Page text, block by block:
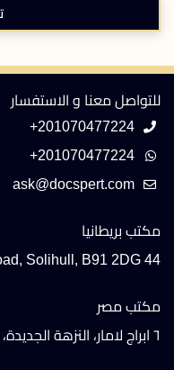
للتواصل معنا و الاستفسار
+201070477224
+201070477224
مكتب بريطانيا
44 Buryfield Road, Solihull, B91 2DG
مكتب مصر
٦ ابراج لامار، النزهة الجديدة، القاهرة